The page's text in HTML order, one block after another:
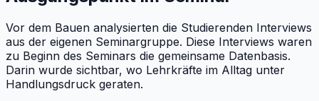
Vor dem Bauen analysierten die Studierenden Interviews
aus der eigenen Seminargruppe. Diese Interviews waren
zu Beginn des Seminars die gemeinsame Datenbasis.
Darin wurde sichtbar, wo Lehrkräfte im Alltag unter
Handlungsdruck geraten.